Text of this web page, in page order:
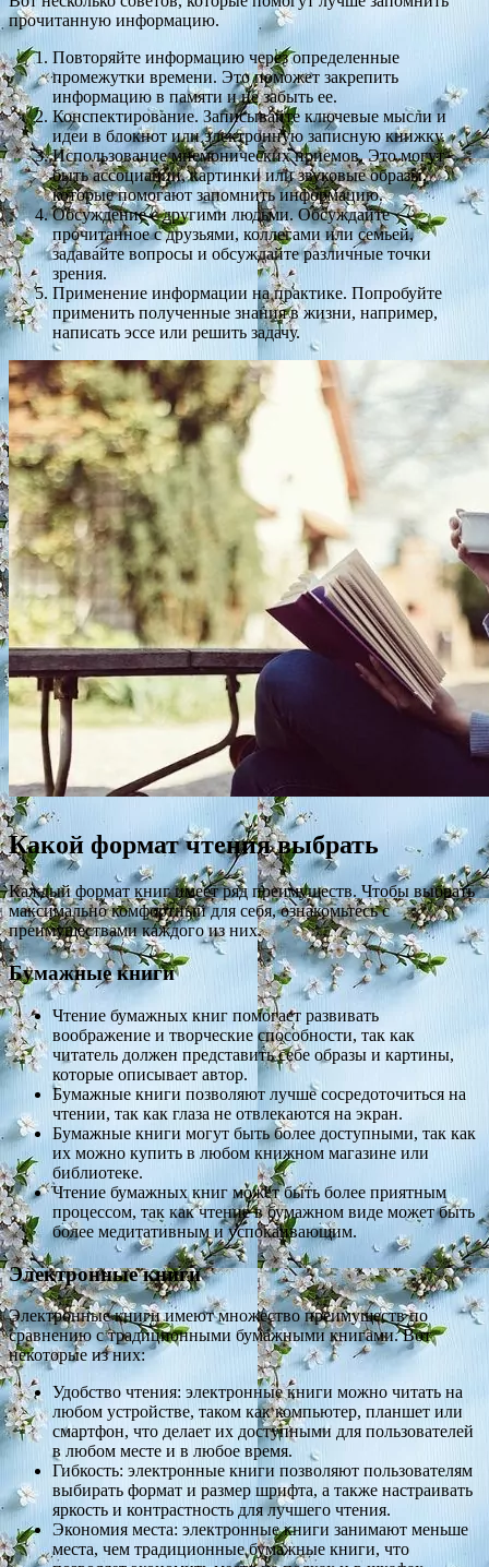
прочитанную информацию.
Повторяйте информацию через определенные
промежутки времени. Это поможет закрепить
информацию в памяти и не забыть ее.
Конспектирование. Записывайте ключевые мысли и
идеи в блокнот или электронную записную книжку.
Использование мнемонических приемов. Это могут
быть ассоциации, картинки или звуковые образы,
которые помогают запомнить информацию.
Обсуждение с другими людьми. Обсуждайте
прочитанное с друзьями, коллегами или семьей,
задавайте вопросы и обсуждайте различные точки
зрения.
Применение информации на практике. Попробуйте
применить полученные знания в жизни, например,
написать эссе или решить задачу.
Какой формат чтения выбрать
Каждый формат книг имеет ряд преимуществ. Чтобы выбрать
максимально комфортный для себя, ознакомьтесь с
преимуществами каждого из них.
Бумажные книги
Чтение бумажных книг помогает развивать
воображение и творческие способности, так как
читатель должен представить себе образы и картины,
которые описывает автор.
Бумажные книги позволяют лучше сосредоточиться на
чтении, так как глаза не отвлекаются на экран.
Бумажные книги могут быть более доступными, так как
их можно купить в любом книжном магазине или
библиотеке.
Чтение бумажных книг может быть более приятным
процессом, так как чтение в бумажном виде может быть
более медитативным и успокаивающим.
Электронные книги
Электронные книги имеют множество преимуществ по
сравнению с традиционными бумажными книгами. Вот
некоторые из них:
Удобство чтения: электронные книги можно читать на
любом устройстве, таком как компьютер, планшет или
смартфон, что делает их доступными для пользователей
в любом месте и в любое время.
Гибкость: электронные книги позволяют пользователям
выбирать формат и размер шрифта, а также настраивать
яркость и контрастность для лучшего чтения.
Экономия места: электронные книги занимают меньше
места, чем традиционные бумажные книги, что